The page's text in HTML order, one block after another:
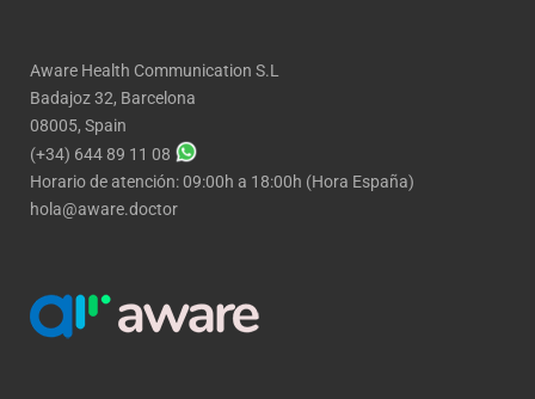
Aware Health Communication S.L
Badajoz 32, Barcelona
08005, Spain
(+34) 644 89 11 08
Horario de atención: 09:00h a 18:00h (Hora España)
hola@aware.doctor